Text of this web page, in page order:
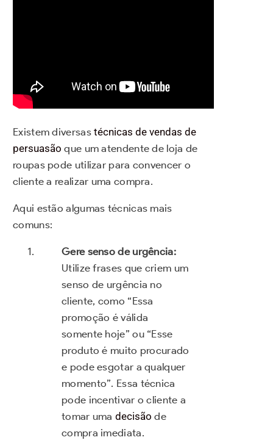
Existem diversastécnicas de vendas de
persuasão que um atendente de loja de
roupas pode utilizar para convencer o
cliente a realizar uma compra.
Aqui estão algumas técnicas mais
comuns:
Gere senso de urgência:
Utilize frases que criem um
senso de urgência no
cliente, como “Essa
promoção é válida
somente hoje” ou “Esse
produto é muito procurado
e pode esgotar a qualquer
momento”. Essa técnica
pode incentivar o cliente a
tomar umadecisão de
compra imediata.